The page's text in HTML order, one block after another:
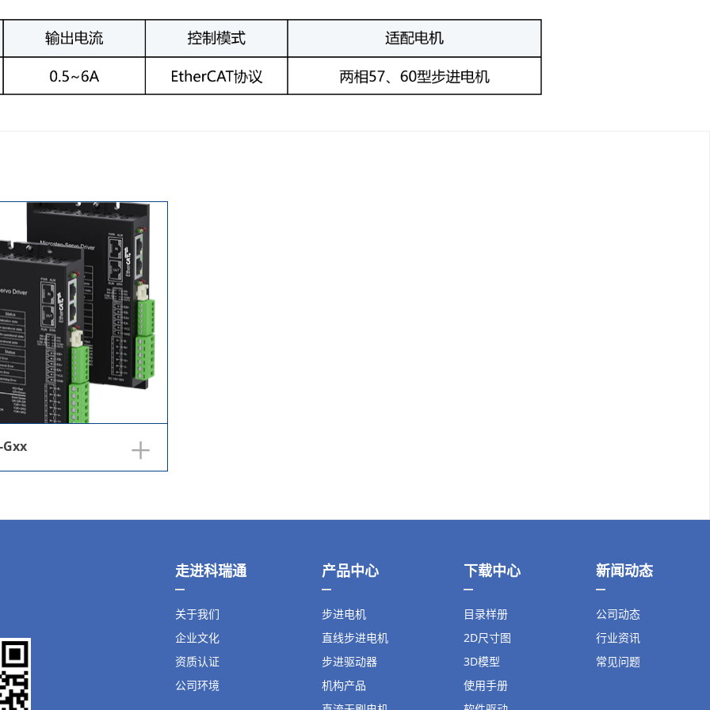
+
Gxx
走进科瑞通
关于我们
企业文化
资质认证
公司环境
产品中心
步进电机
直线步进电机
步进驱动器
机构产品
下载中心
目录样册
2D尺寸图
3D模型
使用手册
新闻动态
公司动态
行业资讯
常见问题